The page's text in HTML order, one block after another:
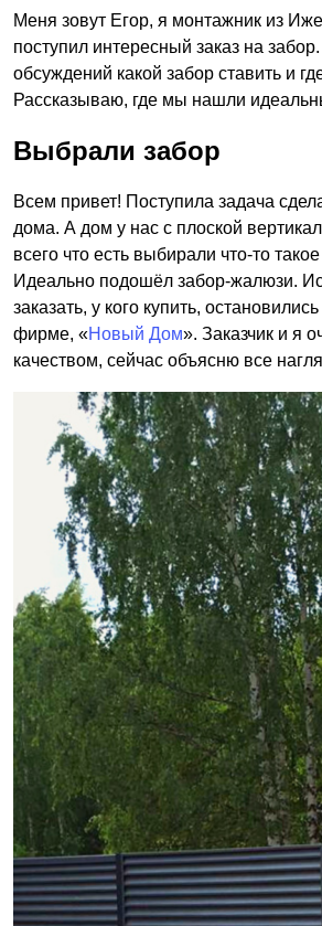
Меня зовут Егор, я монтажник из
поступил интересный заказ на
обсуждений какой забор ставить и
Рассказываю, где мы нашли
Выбрали забор
Всем привет! Поступила задача
дома. А дом у нас с плоской
всего что есть выбирали что-то
Идеально подошёл забор-жалюзи.
заказать, у кого купить,
фирме, «Новый Дом». Заказчик и я
качеством, сейчас объясню все